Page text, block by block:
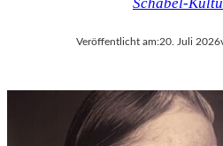
Veröffentlicht am:20. Juli 2026